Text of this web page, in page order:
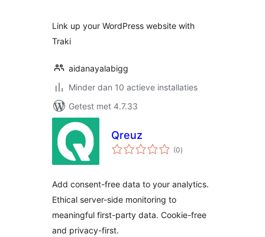
Link up your WordPress website with
Traki
aidanayalabigg
Minder dan 10 actieve installaties
Getest met 4.7.33
Qreuz
(0totaal
waarderingen
)
Add consent-free data to your analytics.
Ethical server-side monitoring to
meaningful first-party data. Cookie-free
and privacy-first.